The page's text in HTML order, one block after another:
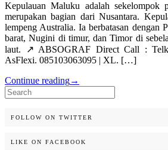
Kepulauan Maluku adalah sekelompok
merupakan bagian dari Nusantara.
lempeng Australia. Ia berbatasan dengan
barat, Nugini di timur, dan Timor di
laut. ↗️ ABSOGRAF Direct Call :
AsFlexi. 085103063095 | XL. […]
Continue reading→
Search
for:
FOLLOW ON TWITTER
LIKE ON FACEBOOK